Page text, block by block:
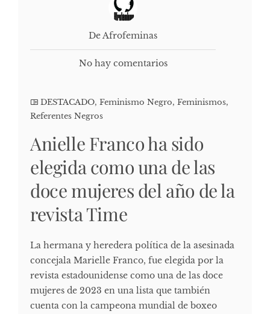
De Afrofeminas
No hay comentarios
DESTACADO, Feminismo Negro, Feminismos,
Referentes Negros
Anielle Franco ha sido
elegida como una de las
doce mujeres del año de la
revista Time
La hermana y heredera política de la asesinada
concejala Marielle Franco, fue elegida por la
revista estadounidense como una de las doce
mujeres de 2023 en una lista que también
cuenta con la campeona mundial de boxeo